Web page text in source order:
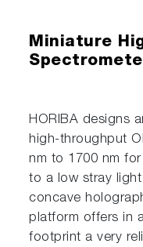
Miniature
HORIBA designs
high-throughput
nm to 1700 nm
to a low stray
concave
platform offers in
footprint a very